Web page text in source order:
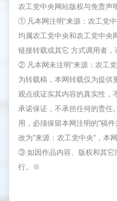
农工党中央网站版权与免责声
① 凡本网注明“来源：农工党
均属农工党中央和农工党中央
链接转载或其它 方式调用者，
② 凡本网未注明“来源：农工
为转载稿，本网转载仅为提供
观点或证实其内容的真实性，
承诺保证，不承担任何的责任
用，必须保留本网注明的"稿
改为"来源：农工党中央"，本
③ 如因作品内容、版权和其它
行。※